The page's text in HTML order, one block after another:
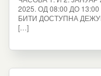
2025. ОД 08:00 ДО
БИТИ ДОСТУПНА
[…]